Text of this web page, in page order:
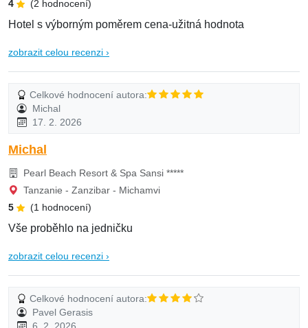
4
(2 hodnocení)
Hotel s výborným poměrem cena-užitná hodnota
zobrazit celou recenzi ›
Celkové hodnocení autora:
Michal
17. 2. 2026
Michal
Pearl Beach Resort & Spa Sansi *****
Tanzanie - Zanzibar - Michamvi
5
(1 hodnocení)
Vše proběhlo na jedničku
zobrazit celou recenzi ›
Celkové hodnocení autora:
Pavel Gerasis